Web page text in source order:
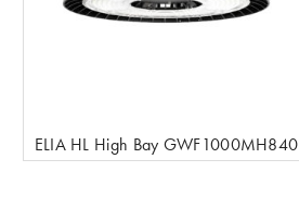
ELIA HL High Bay GWF1000MH840